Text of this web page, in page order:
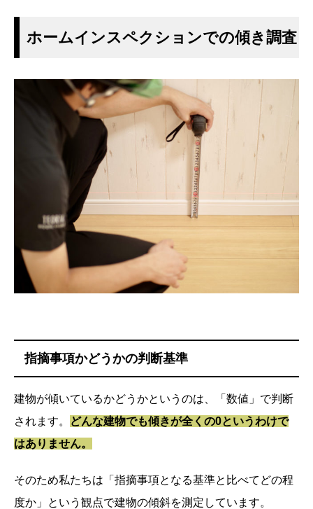
ホームインスペクションでの傾き調査
指摘事項かどうかの判断基準
建物が傾いているかどうかというのは、「数値」で判断
されます。
どんな建物でも傾きが全くの0というわけで
はありません。
そのため私たちは「指摘事項となる基準と比べてどの程
度か」という観点で建物の傾斜を測定しています。